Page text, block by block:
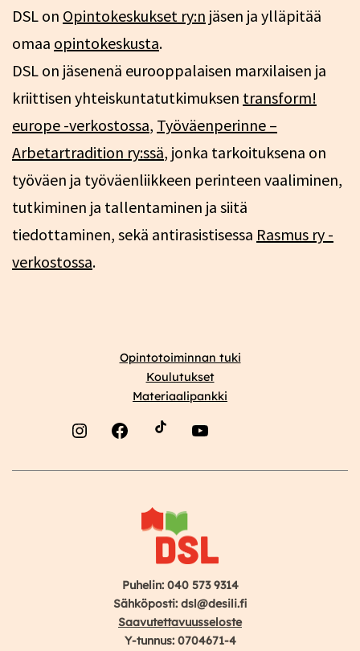
DSL on Opintokeskukset ry:n jäsen ja ylläpitää
omaa opintokeskusta.
DSL on jäsenenä eurooppalaisen marxilaisen ja
kriittisen yhteiskuntatutkimuksen transform!
europe -verkostossa, Työväenperinne –
Arbetartradition ry:ssä, jonka tarkoituksena on
työväen ja työväenliikkeen perinteen vaaliminen,
tutkiminen ja tallentaminen ja siitä
tiedottaminen, sekä antirasistisessa Rasmus ry -
verkostossa.
Opintotoiminnan tuki
Koulutukset
Materiaalipankki
Puhelin: 040 573 9314
Sähköposti: dsl@desili.fi
Saavutettavuusseloste
Y-tunnus: 0704671-4